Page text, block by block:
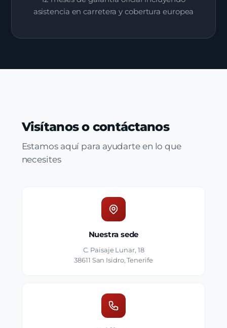
asistencia en carretera y cobertura europea
Visítanos o contáctanos
Estamos aquí para ayudarte en lo que
necesites
Nuestra sede
C. Paisaje Lunar, 18
38611 San Isidro, Tenerife